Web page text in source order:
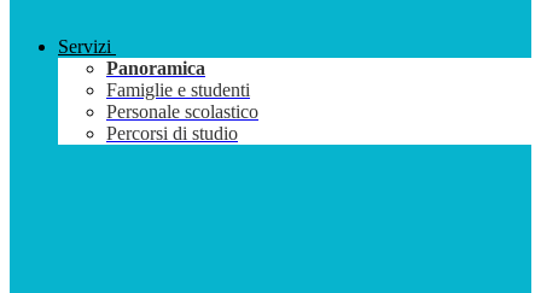
Servizi
Panoramica
Famiglie e studenti
Personale scolastico
Percorsi di studio